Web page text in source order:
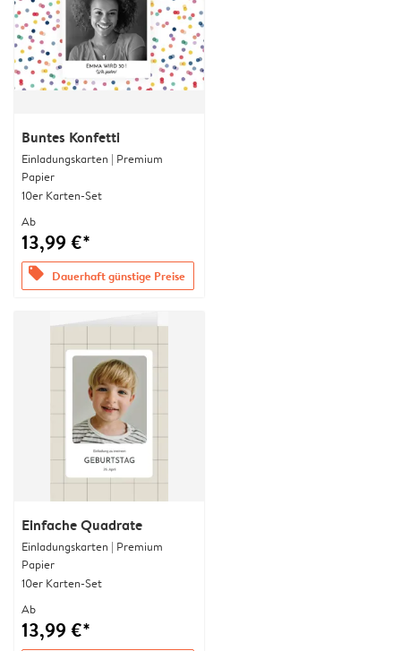
Buntes Konfetti
Einladungskarten | Premium
Papier
10er Karten-Set
Ab
13,99 €*
offers Dauerhaft günstige Preise
Einfache Quadrate
Einladungskarten | Premium
Papier
10er Karten-Set
Ab
13,99 €*